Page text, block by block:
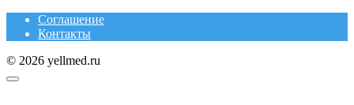
Соглашение
Контакты
© 2026 yellmed.ru